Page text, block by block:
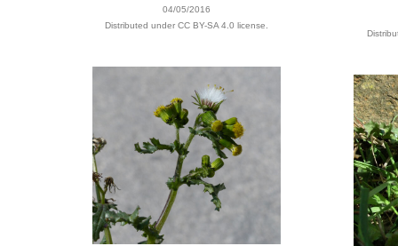
04/05/2016
Distributed under CC BY-SA 4.0 license.